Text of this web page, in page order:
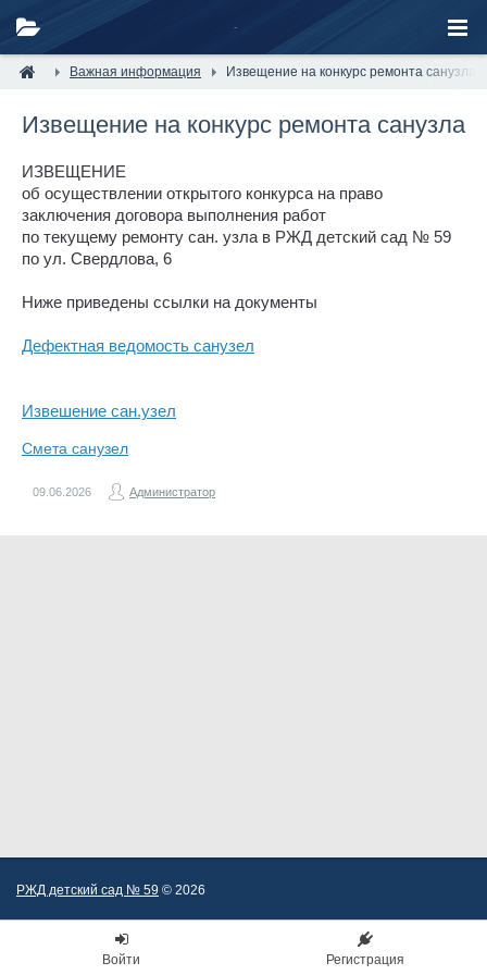
Важная информация Извещение на конкурс ремонта санузла
Извещение на конкурс ремонта санузла
ИЗВЕЩЕНИЕ
об осуществлении открытого конкурса на право
заключения договора выполнения работ
по текущему ремонту сан. узла в РЖД детский сад № 59
по ул. Свердлова, 6
Ниже приведены ссылки на документы
Дефектная ведомость санузел
Извешение сан.узел
Смета санузел
09.06.2026 Администратор
РЖД детский сад № 59 © 2026
Войти Регистрация